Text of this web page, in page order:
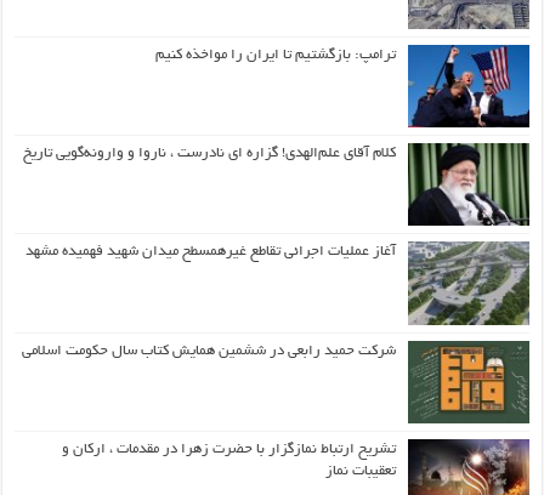
ترامپ: بازگشتیم تا ایران را مواخذه کنیم
کلام آقای علم‌الهدی! گزاره ای نادرست ، ناروا و وارونه‌گویی تاریخ
آغاز عملیات اجرائی تقاطع غیرهمسطح میدان شهید فهمیده مشهد
شرکت حمید رابعی در ششمین همایش کتاب سال حکومت اسلامی
تشریح ارتباط نمازگزار با حضرت زهرا در مقدمات ، ارکان و
تعقیبات نماز